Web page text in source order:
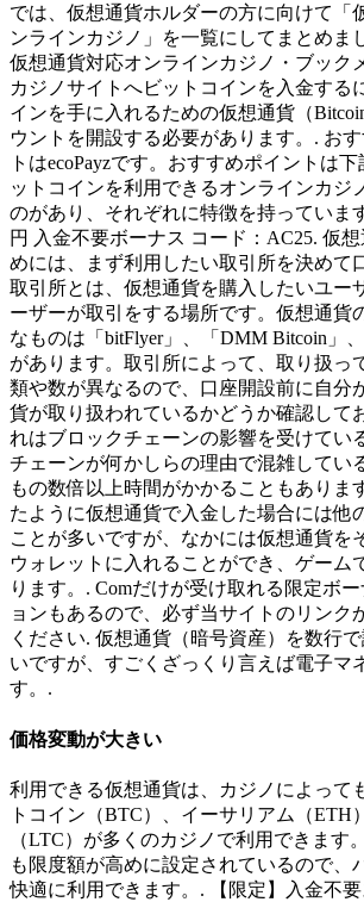
では、仮想通貨ホルダーの方に向けて「
ンラインカジノ」を一覧にしてまとめま
仮想通貨対応オンラインカジノ・ブック
カジノサイトへビットコインを入金する
インを手に入れるための仮想通貨（
ウントを開設する必要があります。. お
トはecoPayzです。おすすめポイントは
ットコインを利用できるオンラインカジ
のがあり、それぞれに特徴を持っていま
円 入金不要ボーナス コード：AC25. 仮
めには、まず利用したい取引所を決めて
取引所とは、仮想通貨を購入したいユー
ーザーが取引をする場所です。仮想通貨
なものは「bitFlyer」、「DMM Bitcoin」
があります。取引所によって、取り扱っ
類や数が異なるので、口座開設前に自分
貨が取り扱われているかどうか確認して
れはブロックチェーンの影響を受けてい
チェーンが何かしらの理由で混雑してい
もの数倍以上時間がかかることもありま
たように仮想通貨で入金した場合には他
ことが多いですが、なかには仮想通貨を
ウォレットに入れることができ、ゲーム
ります。. Comだけが受け取れる限定ボ
ョンもあるので、必ず当サイトのリンク
ください. 仮想通貨（暗号資産）を数行
いですが、すごくざっくり言えば電子マ
す。.
価格変動が大きい
利用できる仮想通貨は、カジノによって
トコイン（BTC）、イーサリアム（ETH
（LTC）が多くのカジノで利用できます
も限度額が高めに設定されているので、
快適に利用できます。. 【限定】入金不要